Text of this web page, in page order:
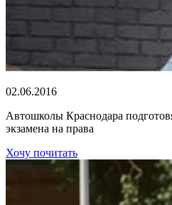
02.06.2016
Автошколы Краснодара
экзамена на права
Хочу почитать